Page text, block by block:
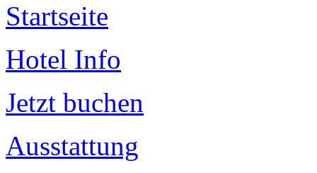
Startseite
Hotel Info
Jetzt buchen
Ausstattung